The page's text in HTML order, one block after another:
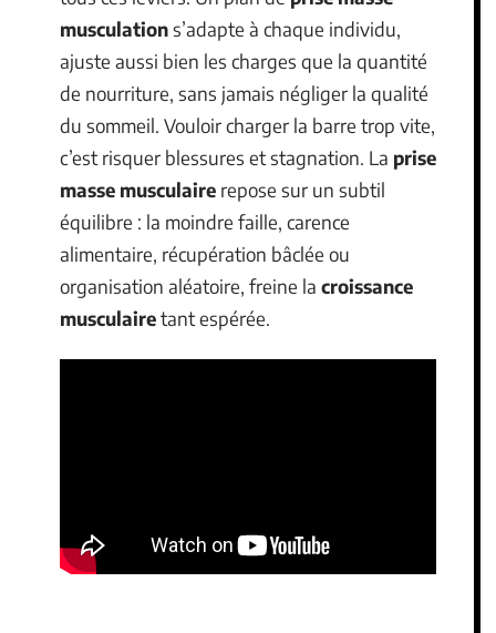
musculations’adapte à chaque individu,
ajuste aussi bien les charges que la quantité
de nourriture, sans jamais négliger la qualité
du sommeil. Vouloir charger la barre trop vite,
c’est risquer blessures et stagnation. La prise
masse musculaire repose sur un subtil
équilibre : la moindre faille, carence
alimentaire, récupération bâclée ou
organisation aléatoire, freine la croissance
musculairetant espérée.